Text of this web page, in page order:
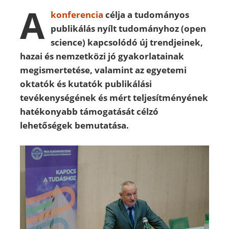
A konferencia célja a tudományos
publikálás nyílt tudományhoz (open
science) kapcsolódó új trendjeinek,
hazai és nemzetközi jó gyakorlatainak
megismertetése, valamint az egyetemi
oktatók és kutatók publikálási
tevékenységének és mért teljesítményének
hatékonyabb támogatását célzó
lehetőségek bemutatása.